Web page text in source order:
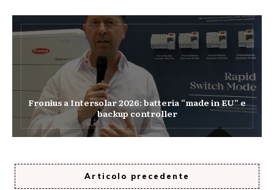
Fronius a Intersolar 2026: batteria “made in EU” e
backup controller
Articolo precedente